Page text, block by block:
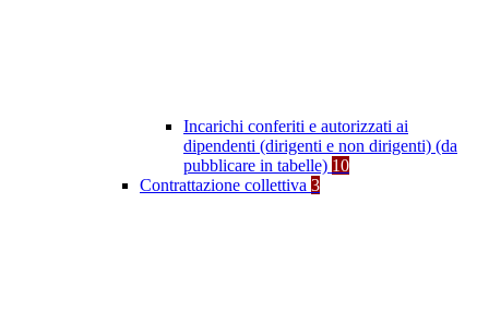
Incarichi conferiti e autorizzati ai
dipendenti (dirigenti e non dirigenti) (da
pubblicare in tabelle) 10
Contrattazione collettiva 3